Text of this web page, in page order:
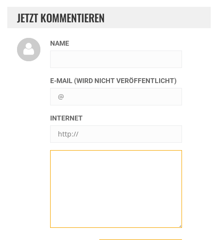
JETZT KOMMENTIEREN
NAME
E-MAIL (WIRD NICHT VERÖFFENTLICHT)
INTERNET